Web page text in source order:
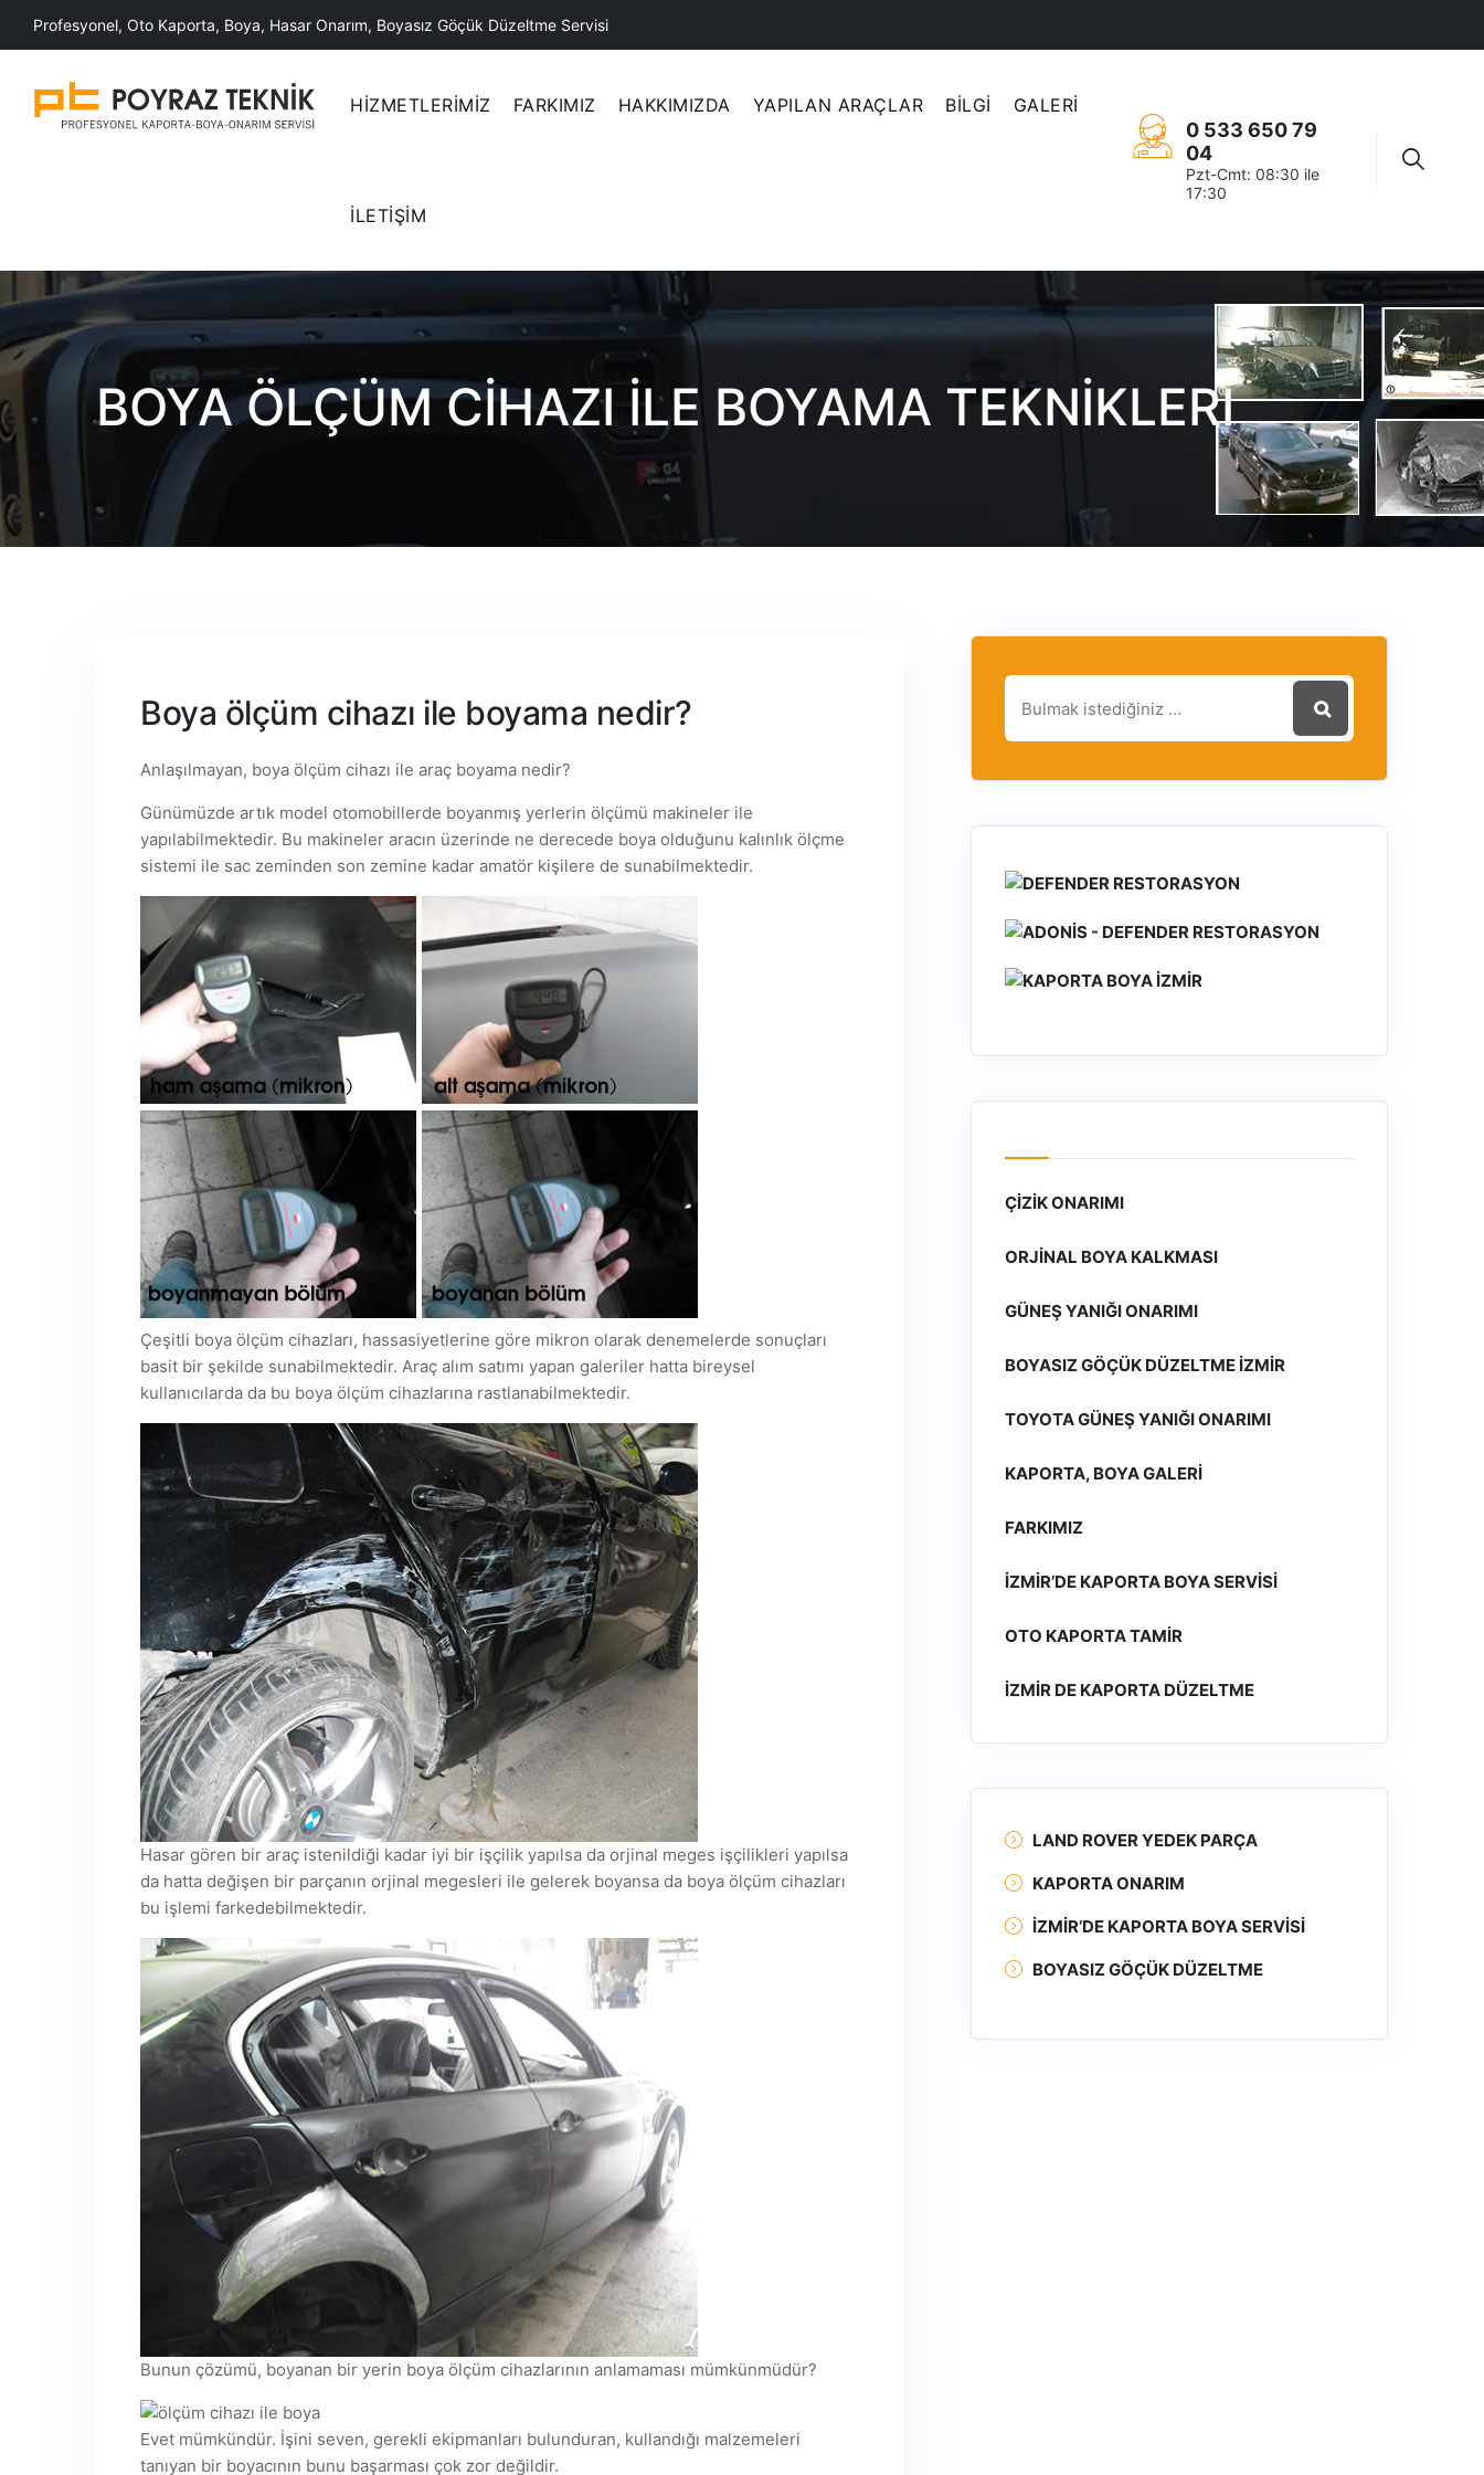
Profesyonel, Oto Kaporta, Boya, Hasar Onarım, Boyasız Göçük Düzeltme Servisi
HİZMETLERİMİZ FARKIMIZ HAKKIMIZDA YAPILAN ARAÇLAR BİLGİ GALERİ
İLETİŞİM
0 533 650 79
04
Pzt-Cmt: 08:30 ile
17:30
BOYA ÖLÇÜM CIHAZI ILE BOYAMA TEKNIKLERI
Boya ölçüm cihazı ile boyama nedir?
Anlaşılmayan, boya ölçüm cihazı ile araç boyama nedir?
Günümüzde artık model otomobillerde boyanmış yerlerin ölçümü makineler ile
yapılabilmektedir. Bu makineler aracın üzerinde ne derecede boya olduğunu kalınlık ölçme
sistemi ile sac zeminden son zemine kadar amatör kişilere de sunabilmektedir.
Çeşitli boya ölçüm cihazları, hassasiyetlerine göre mikron olarak denemelerde sonuçları
basit bir şekilde sunabilmektedir. Araç alım satımı yapan galeriler hatta bireysel
kullanıcılarda da bu boya ölçüm cihazlarına rastlanabilmektedir.
Hasar gören bir araç istenildiği kadar iyi bir işçilik yapılsa da orjinal meges işçilikleri yapılsa
da hatta değişen bir parçanın orjinal megesleri ile gelerek boyansa da boya ölçüm cihazları
bu işlemi farkedebilmektedir.
Bunun çözümü, boyanan bir yerin boya ölçüm cihazlarının anlamaması mümkünmüdür?
Evet mümkündür. İşini seven, gerekli ekipmanları bulunduran, kullandığı malzemeleri
tanıyan bir boyacının bunu başarması çok zor değildir.
ÇIZIK ONARIMI
ORJINAL BOYA KALKMASI
GÜNEŞ YANIĞI ONARIMI
BOYASIZ GÖÇÜK DÜZELTME İZMIR
TOYOTA GÜNEŞ YANIĞI ONARIMI
KAPORTA, BOYA GALERI
FARKIMIZ
İZMIR’DE KAPORTA BOYA SERVISI
OTO KAPORTA TAMIR
İZMIR DE KAPORTA DÜZELTME
LAND ROVER YEDEK PARÇA
KAPORTA ONARIM
İZMIR’DE KAPORTA BOYA SERVISI
BOYASIZ GÖÇÜK DÜZELTME